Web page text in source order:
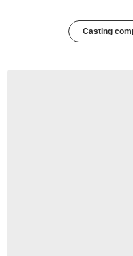
Casting